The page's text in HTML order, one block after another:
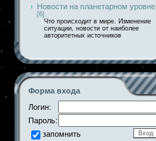
Новости на планетарном уровне
[6]
Что происходит в мире. Изменение
ситуации, новости от наиболее
авторитетных источников
Форма входа
Логин:
Пароль:
запомнить